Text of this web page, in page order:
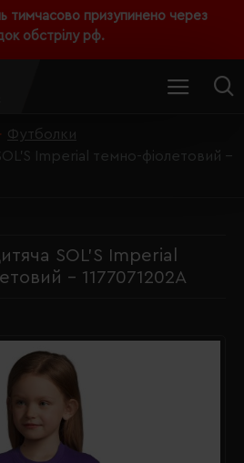
тимчасово призупинено через
обстрілу рф.
Футболки
Imperial темно-фіолетовий -
SOL'S Imperial
- 1177071202A